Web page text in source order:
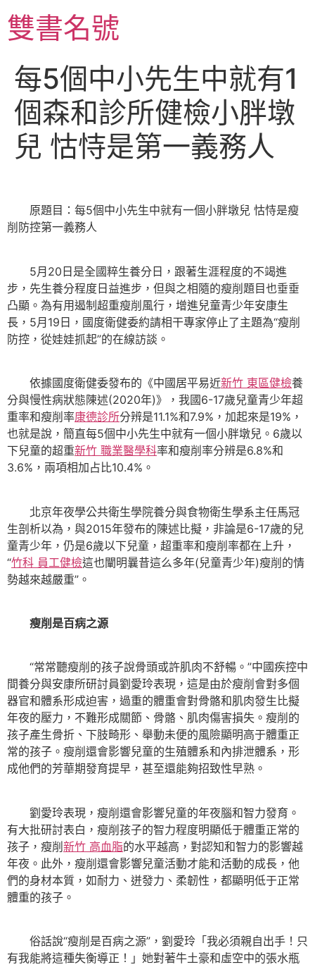
至
主雙書名號
每5個中小先生中就有1
個森和診所健檢小胖墩
兒 怙恃是第一義務人
原題目：每5個中小先生中就有一個小胖墩兒 怙恃是瘦
削防控第一義務人
5月20日是全國粹生養分日，跟著生涯程度的不竭進
步，先生養分程度日益進步，但與之相隨的瘦削題目也垂垂
凸顯。為有用遏制超重瘦削風行，增進兒童青少年安康生
長，5月19日，國度衛健委約請相干專家停止了主題為“瘦削
防控，從娃娃抓起”的在線訪談。
依據國度衛健委發布的《中國居平易近新竹 東區健檢養
分與慢性病狀態陳述(2020年)》，我國6-17歲兒童青少年超
重率和瘦削率康德診所分辨是11.1%和7.9%，加起來是19%，
也就是說，簡直每5個中小先生中就有一個小胖墩兒。6歲以
下兒童的超重新竹 職業醫學科率和瘦削率分辨是6.8%和
3.6%，兩項相加占比10.4%。
北京年夜學公共衛生學院養分與食物衛生學系主任馬冠
生剖析以為，與2015年發布的陳述比擬，非論是6-17歲的兒
童青少年，仍是6歲以下兒童，超重率和瘦削率都在上升，
“竹科 員工健檢這也闡明曩昔這么多年(兒童青少年)瘦削的情
勢越來越嚴重”。
瘦削是百病之源
“常常聽瘦削的孩子說骨頭或許肌肉不舒暢。”中國疾控中
間養分與安康所研討員劉愛玲表現，這是由於瘦削會對多個
器官和體系形成迫害，過重的體重會對骨骼和肌肉發生比擬
年夜的壓力，不難形成關節、骨骼、肌肉傷害損失。瘦削的
孩子產生骨折、下肢畸形、舉動未便的風險顯明高于體重正
常的孩子。瘦削還會影響兒童的生殖體系和內排泄體系，形
成他們的芳華期發育提早，甚至還能夠招致性早熟。
劉愛玲表現，瘦削還會影響兒童的年夜腦和智力發育。
有大批研討表白，瘦削孩子的智力程度明顯低于體重正常的
孩子，瘦削新竹 高血脂的水平越高，對認知和智力的影響越
年夜。此外，瘦削還會影響兒童活動才能和活動的成長，他
們的身材本質，如耐力、迸發力、柔韌性，都顯明低于正常
體重的孩子。
俗話說“瘦削是百病之源”，劉愛玲「我必須親自出手！只
有我能將這種失衡導正！」她對著牛土豪和虛空中的張水瓶